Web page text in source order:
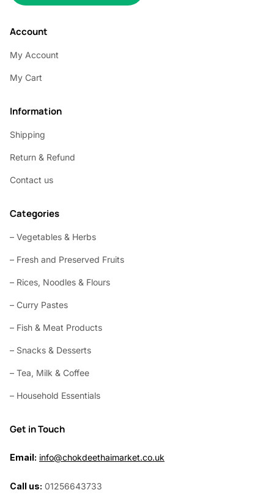
Account
My Account
My Cart
Information
Shipping
Return & Refund
Contact us
Categories
– Vegetables & Herbs
– Fresh and Preserved Fruits
– Rices, Noodles & Flours
– Curry Pastes
– Fish & Meat Products
– Snacks & Desserts
– Tea, Milk & Coffee
– Household Essentials
Get in Touch
Email: info@chokdeethaimarket.co.uk
Call us: 01256643733